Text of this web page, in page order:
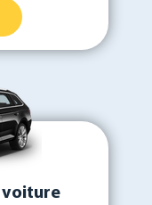
voiture